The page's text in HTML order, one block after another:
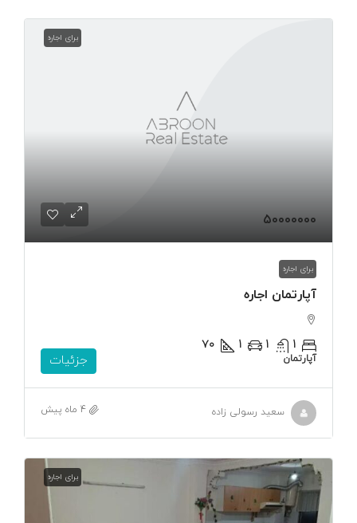
برای اجاره
۵۰۰۰۰۰۰۰
برای اجاره
آپارتمان اجاره
1
1
1 ۷۰
آپارتمان جزئیات
سعید رسولی زاده 4 ماه پیش
برای اجاره